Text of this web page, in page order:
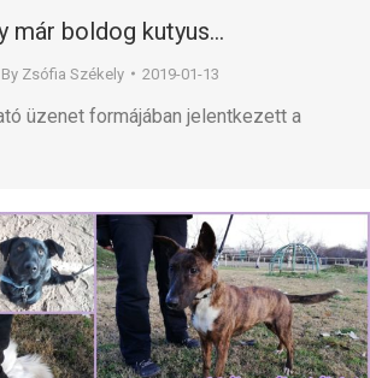
már boldog kutyus…
By Zsófia Székely 2019-01-13
üzenet formájában jelentkezett a